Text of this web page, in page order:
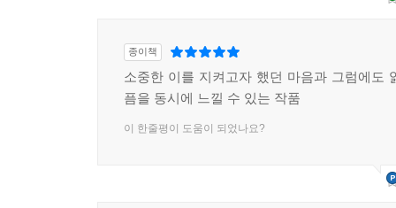
종이책
소중한 이를 지켜고자 했던 마음과 그럼에도
픔을 동시에 느낄 수 있는 작품
이 한줄평이 도움이 되었나요?